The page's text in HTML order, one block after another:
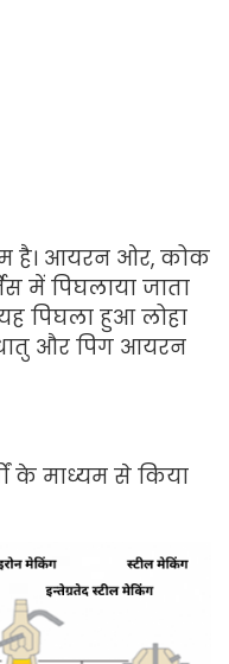
है। आयरन ओर, कोक
में पिघलाया जाता
पिघला हुआ लोहा
धातु और पिग आयरन
के माध्यम से किया